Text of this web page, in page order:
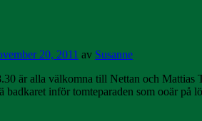
20, 2011 av Susanne
är alla välkomna till Nettan och
badkaret inför tomteparaden som ooär på